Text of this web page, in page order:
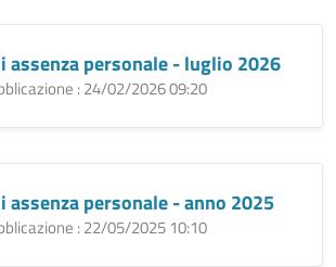
assenza personale - luglio 2026
: 24/02/2026 09:20
assenza personale - anno 2025
: 22/05/2025 10:10